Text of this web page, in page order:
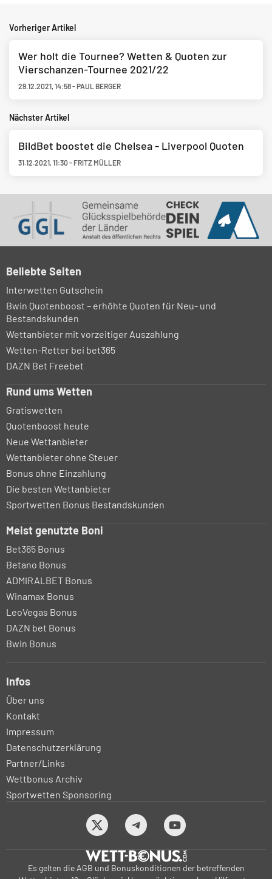
Vorheriger Artikel
Wer holt die Tournee? Wetten & Quoten zur
Vierschanzen-Tournee 2021/22
29.12.2021,14:58-PAUL BERGER
Nächster Artikel
BildBet boostet die Chelsea - Liverpool Quoten
31.12.2021,11:30- FRITZ MÜLLER
Beliebte Seiten
Interwetten Gutschein
Bwin Quotenboost – erhöhte Quoten für Neu- und
Bestandskunden
Wettanbieter mit vorzeitiger Auszahlung
Wetten-Retter bei bet365
DAZN Bet Freebet
Rund ums Wetten
Gratiswetten
Quotenboost heute
Neue Wettanbieter
Wettanbieter ohne Steuer
Bonus ohne Einzahlung
Die besten Wettanbieter
Sportwetten Bonus Bestandskunden
Meist genutzte Boni
Bet365 Bonus
Betano Bonus
ADMIRALBET Bonus
Winamax Bonus
LeoVegas Bonus
DAZN bet Bonus
Bwin Bonus
Infos
Über uns
Kontakt
Impressum
Datenschutzerklärung
Partner/Links
Wettbonus Archiv
Sportwetten Sponsoring
Es gelten die AGB und Bonuskonditionen der betreffenden